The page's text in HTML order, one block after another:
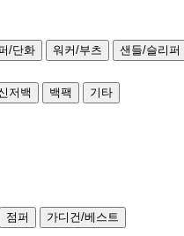
/단화 워커/부츠
샌들/슬리퍼
저백 백팩
기타
점퍼
가디건/베스트